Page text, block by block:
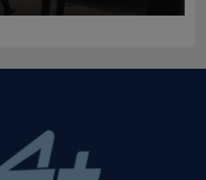
të rëndë te